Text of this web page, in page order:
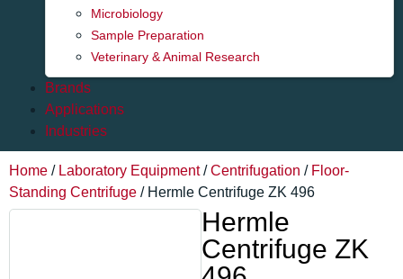
Microbiology
Sample Preparation
Veterinary & Animal Research
Brands
Applications
Industries
Home / Laboratory Equipment/Centrifugation / Floor-
Standing Centrifuge / Hermle Centrifuge ZK 496
Hermle
Centrifuge ZK